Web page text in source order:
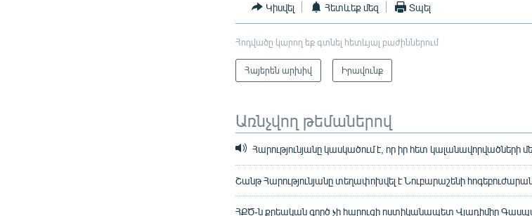
Կիսվել Հետևեք մեզ Տպել
Հոդվածը կարող եք գտնել հետևյալ բաժիններում
Հայերեն արխիվ Իրավունք
Առնչվող թեմաներով
Հարությունյանը կասկածում է, որ իր հետ կալանավորվածների
Շանթ Հարությունյանը տեղափոխվել է Նուբարաշենի
ՀՔԾ-ն քրեական գործ չի հարուցի ոստիկանապետ Վլադիմիր